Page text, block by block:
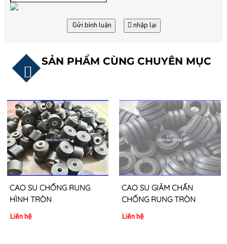
Gửi bình luận nhập lại
SẢN PHẨM CÙNG CHUYÊN MỤC
CAO SU CHỐNG RUNG
HÌNH TRÒN
Liên hệ
CAO SU GIẢM CHẤN
CHỐNG RUNG TRÒN
Liên hệ